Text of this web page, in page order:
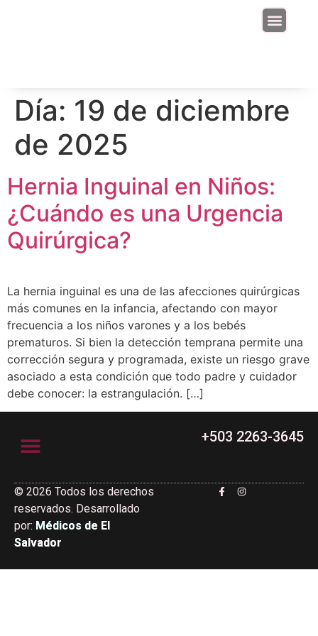
Día: 19 de diciembre
de 2025
Hernia Inguinal en Niños:
¿Cuándo es una Urgencia
Quirúrgica?
La hernia inguinal es una de las afecciones quirúrgicas
más comunes en la infancia, afectando con mayor
frecuencia a los niños varones y a los bebés
prematuros. Si bien la detección temprana permite una
corrección segura y programada, existe un riesgo grave
asociado a esta condición que todo padre y cuidador
debe conocer: la estrangulación. […]
+503 2263-3645
© 2026 Todos los derechos
reservados. Desarrollado
por: Médicos de El
Salvador